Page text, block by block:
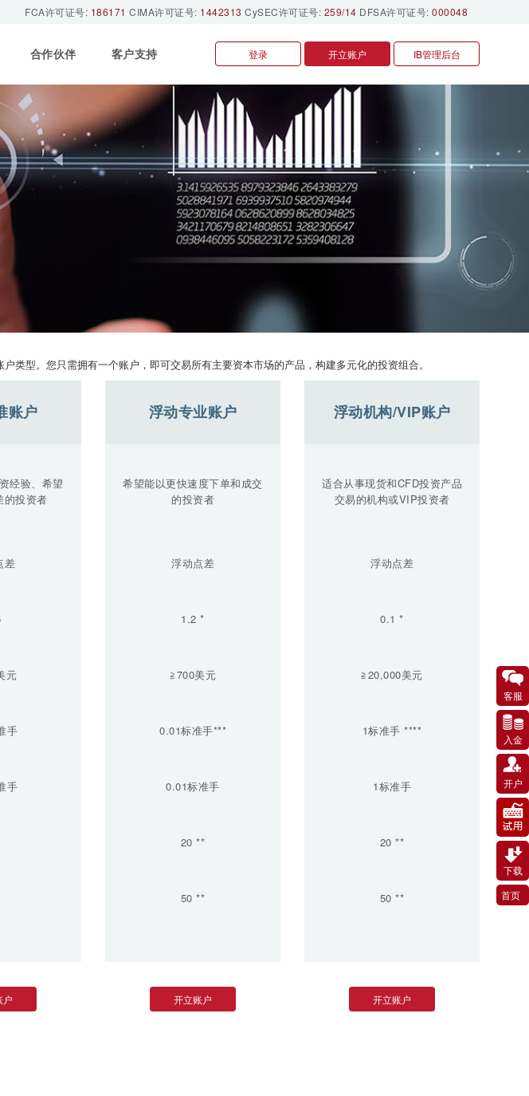
FCA许可证号: 186171 CIMA许可证号: 1442313 CySEC许可证号: 259/14 DFSA许可证号: 000048
登录 开立账户 IB管理后台
合作伙伴 客户支持
型。您只需拥有一个账户，即可交易所有主要资本市场的产品，构建多元化的投资组合。
账户
经验、希望
的投资者
差
元
手
手
浮动专业账户
希望能以更快速度下单和成交
的投资者
浮动点差
1.2 *
≧700美元
0.01标准手***
0.01标准手
20 **
50 **
浮动机构/VIP账户
适合从事现货和CFD投资产品
交易的机构或VIP投资者
浮动点差
0.1 *
≧20,000美元
1标准手 ****
1标准手
20 **
50 **
户 开立账户 开立账户
客服
入金
开户
下载
首页